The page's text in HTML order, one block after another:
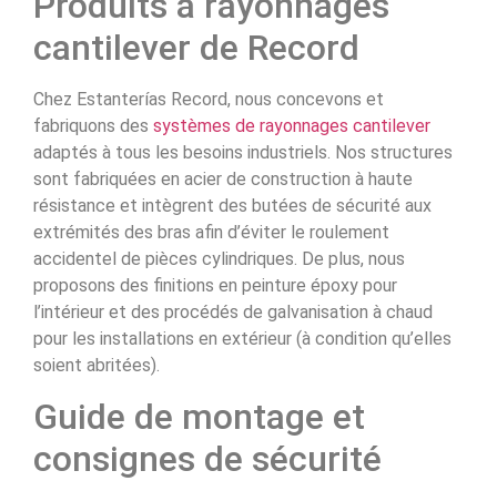
cantilever de Record
Chez Estanterías Record, nous concevons et
fabriquons des systèmes de rayonnages cantilever
adaptés à tous les besoins industriels. Nos structures
sont fabriquées en acier de construction à haute
résistance et intègrent des butées de sécurité aux
extrémités des bras afin d’éviter le roulement
accidentel de pièces cylindriques. De plus, nous
proposons des finitions en peinture époxy pour
l’intérieur et des procédés de galvanisation à chaud
pour les installations en extérieur (à condition qu’elles
soient abritées).
Guide de montage et
consignes de sécurité